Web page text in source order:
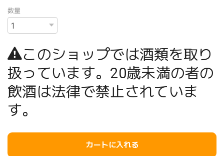
数量
このショップでは酒類を取り
扱っています。20歳未満の者の
飲酒は法律で禁止されていま
す。
カートに入れる